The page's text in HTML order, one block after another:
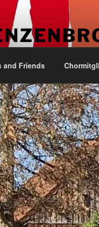
and Friends